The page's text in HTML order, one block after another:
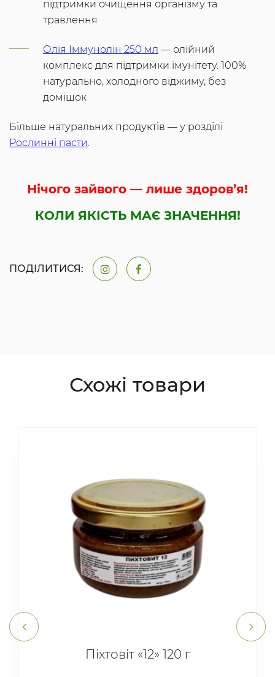
підтримки очищення організму та
травлення
Олія Іммунолін 250 мл — олійний
комплекс для підтримки імунітету. 100%
натурально, холодного віджиму, без
домішок
Більше натуральних продуктів — у розділі
Рослинні пасти.
Нічого зайвого — лише здоров’я!
КОЛИ ЯКІСТЬ МАЄ ЗНАЧЕННЯ!
ПОДІЛИТИСЯ:
Схожі товари
Піхтовіт «12» 120 г